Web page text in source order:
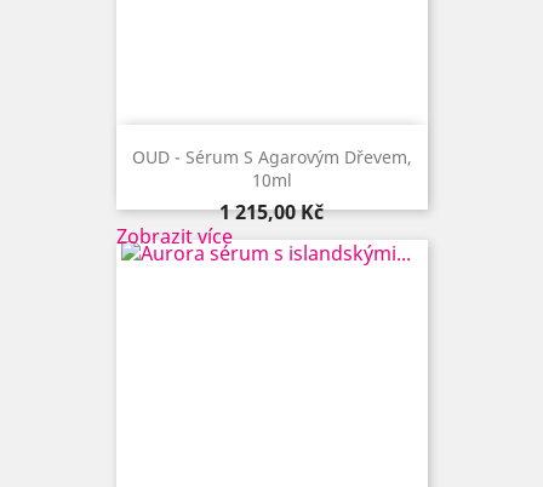
OUD - Sérum S Agarovým Dřevem,
10ml
Cena
1 215,00 Kč
Zobrazit více